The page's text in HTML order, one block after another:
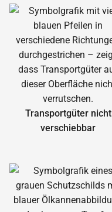
Transportgüter nicht
verschiebbar